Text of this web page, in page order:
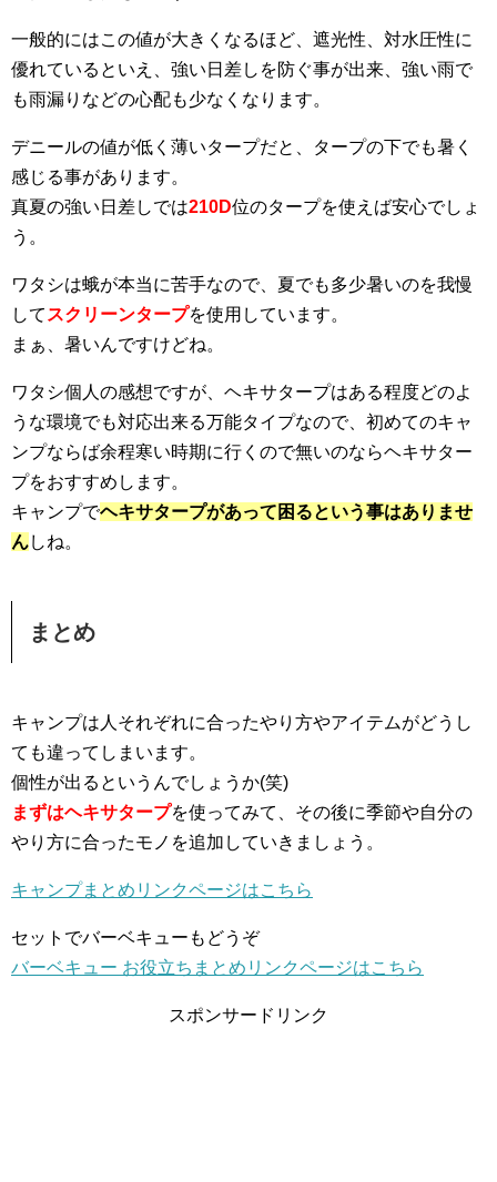
一般的にはこの値が大きくなるほど、遮光性、対水圧性に
優れているといえ、強い日差しを防ぐ事が出来、強い雨で
も雨漏りなどの心配も少なくなります。
デニールの値が低く薄いタープだと、タープの下でも暑く
感じる事があります。
真夏の強い日差しでは210D位のタープを使えば安心でしょ
う。
ワタシは蛾が本当に苦手なので、夏でも多少暑いのを我慢
して スクリーンタープを使用しています。
まぁ、暑いんですけどね。
ワタシ個人の感想ですが、ヘキサタープはある程度どのよ
うな環境でも対応出来る万能タイプなので、初めてのキャ
ンプならば余程寒い時期に行くので無いのならヘキサター
プをおすすめします。
キャンプでヘキサタープがあって困るという事はありませ
んしね。
まとめ
キャンプは人それぞれに合ったやり方やアイテムがどうし
ても違ってしまいます。
個性が出るというんでしょうか(笑)
まずはヘキサタープを使ってみて、その後に季節や自分の
やり方に合ったモノを追加していきましょう。
キャンプまとめリンクページはこちら
セットでバーベキューもどうぞ
バーベキュー お役立ちまとめリンクページはこちら
スポンサードリンク